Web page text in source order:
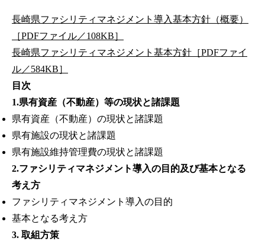
長崎県ファシリティマネジメント導入基本方針（概要）
［PDFファイル／108KB］
長崎県ファシリティマネジメント基本方針［PDFファイ
ル／584KB］
目次
1.県有資産（不動産）等の現状と諸課題
県有資産（不動産）の現状と諸課題
県有施設の現状と諸課題
県有施設維持管理費の現状と諸課題
2.ファシリティマネジメント導入の目的及び基本となる
考え方
ファシリティマネジメント導入の目的
基本となる考え方
3. 取組方策